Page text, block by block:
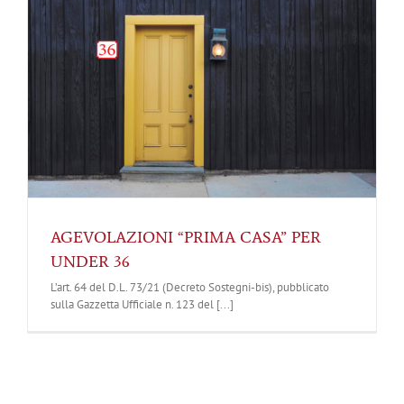
AGEVOLAZIONI “PRIMA CASA” PER
UNDER 36
L’art. 64 del D.L. 73/21 (Decreto Sostegni-bis), pubblicato
sulla Gazzetta Ufficiale n. 123 del [...]